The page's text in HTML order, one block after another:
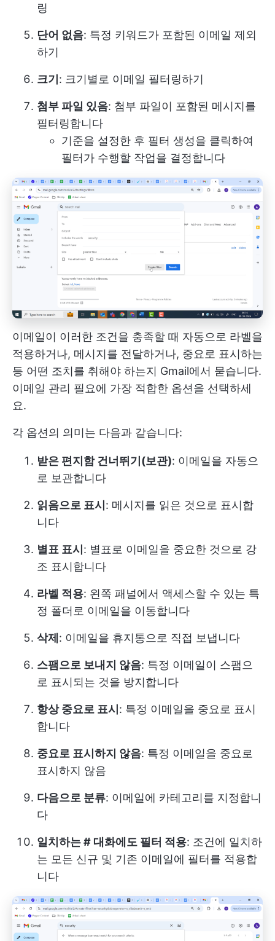
링
단어 없음: 특정 키워드가 포함된 이메일 제외
하기
크기: 크기별로 이메일 필터링하기
첨부 파일 있음: 첨부 파일이 포함된 메시지를
필터링합니다
기준을 설정한 후 필터 생성을 클릭하여
필터가 수행할 작업을 결정합니다
이메일이 이러한 조건을 충족할 때 자동으로 라벨을
적용하거나, 메시지를 전달하거나, 중요로 표시하는
등 어떤 조치를 취해야 하는지 Gmail에서 묻습니다.
이메일 관리 필요에 가장 적합한 옵션을 선택하세
요.
각 옵션의 의미는 다음과 같습니다:
받은 편지함 건너뛰기(보관): 이메일을 자동으
로 보관합니다
읽음으로 표시 : 메시지를 읽은 것으로 표시합
니다
별표 표시 : 별표로 이메일을 중요한 것으로 강
조 표시합니다
라벨 적용: 왼쪽 패널에서 액세스할 수 있는 특
정 폴더로 이메일을 이동합니다
삭제 : 이메일을 휴지통으로 직접 보냅니다
스팸으로 보내지 않음: 특정 이메일이 스팸으
로 표시되는 것을 방지합니다
항상 중요로 표시 : 특정 이메일을 중요로 표시
합니다
중요로 표시하지 않음: 특정 이메일을 중요로
표시하지 않음
다음으로 분류: 이메일에 카테고리를 지정합니
다
일치하는 # 대화에도 필터 적용: 조건에 일치하
는 모든 신규 및 기존 이메일에 필터를 적용합
니다